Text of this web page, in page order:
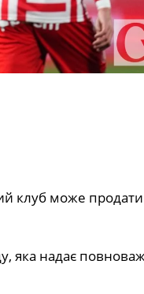
клуб може
яка надає